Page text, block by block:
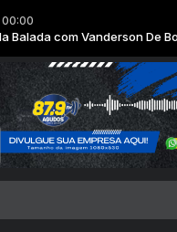
com Vanderson De Bortolli
- You REMIX